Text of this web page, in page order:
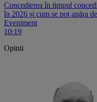
Concedierea în timpul
în 2026 și cum se pot apăra
Eveniment
10:19
Opinii